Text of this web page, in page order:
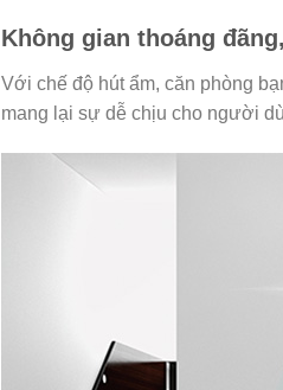
Không gian thoáng
Với chế độ hút ẩm, căn phòng
mang lại sự dễ chịu cho người